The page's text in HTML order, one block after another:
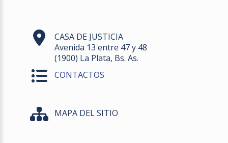
CASA DE JUSTICIA
Avenida 13 entre 47 y 48
(1900) La Plata, Bs. As.
CONTACTOS
MAPA DEL SITIO